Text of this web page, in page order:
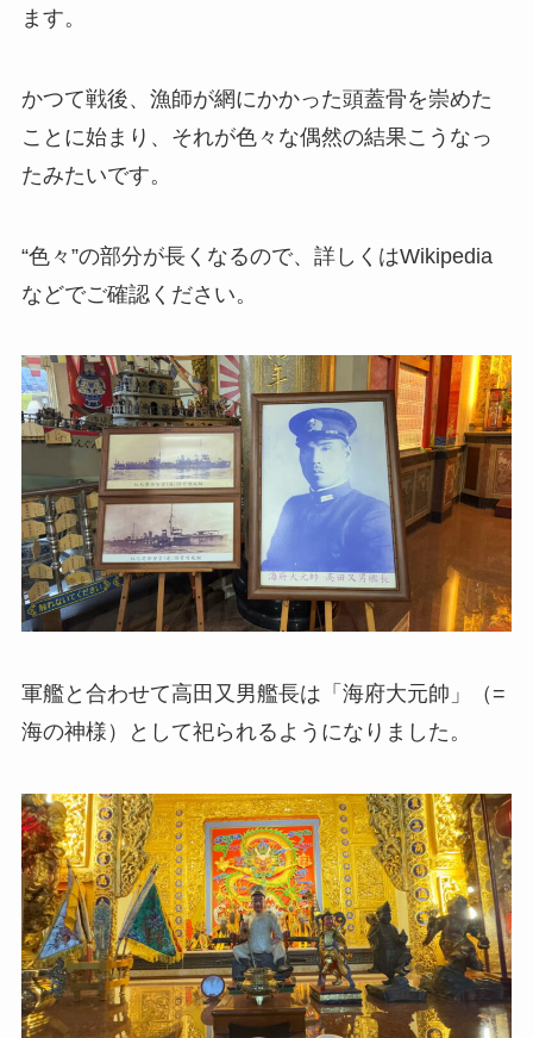
ます。
かつて戦後、漁師が網にかかった頭蓋骨を崇めた
ことに始まり、それが色々な偶然の結果こうなっ
たみたいです。
“色々”の部分が長くなるので、詳しくはWikipedia
などでご確認ください。
軍艦と合わせて高田又男艦長は「海府大元帥」（=
海の神様）として祀られるようになりました。